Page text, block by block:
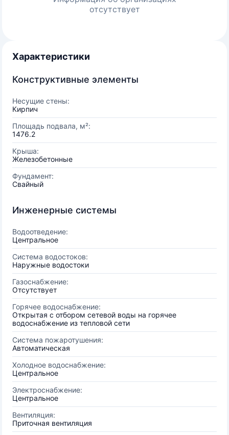
отсутствует
Характеристики
Конструктивные элементы
Несущие стены:
Кирпич
Площадь подвала, м²:
1476.2
Крыша:
Железобетонные
Фундамент:
Свайный
Инженерные системы
Водоотведение:
Центральное
Система водостоков:
Наружные водостоки
Газоснабжение:
Отсутствует
Горячее водоснабжение:
Открытая с отбором сетевой воды на горячее
водоснабжение из тепловой сети
Система пожаротушения:
Автоматическая
Холодное водоснабжение:
Центральное
Электроснабжение:
Центральное
Вентиляция:
Приточная вентиляция